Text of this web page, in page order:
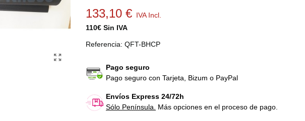
133,10 € IVA Incl.
110€ Sin IVA
Referencia: QFT-BHCP
Pago seguro
Pago seguro con Tarjeta, Bizum o PayPal
Envíos Express 24/72h
Sólo Península.
Más opciones en el proceso de pago.
Correa motor cinta de correr BH